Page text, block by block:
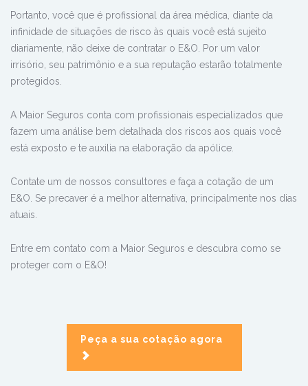
Portanto, você que é profissional da área médica, diante da
infinidade de situações de risco às quais você está sujeito
diariamente, não deixe de contratar o E&O. Por um valor
irrisório, seu patrimônio e a sua reputação estarão totalmente
protegidos.
A Maior Seguros conta com profissionais especializados que
fazem uma análise bem detalhada dos riscos aos quais você
está exposto e te auxilia na elaboração da apólice.
Contate um de nossos consultores e faça a cotação de um
E&O. Se precaver é a melhor alternativa, principalmente nos dias
atuais.
Entre em contato com a Maior Seguros e descubra como se
proteger com o E&O!
Peça a sua cotação agora